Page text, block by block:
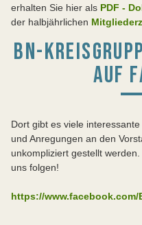
erhalten Sie hier als PDF -
der halbjährlichen
BN-
AUF
Dort gibt es viele
und Anregungen an den
unkompliziert gestellt
uns folgen!
https://www.facebook.com/